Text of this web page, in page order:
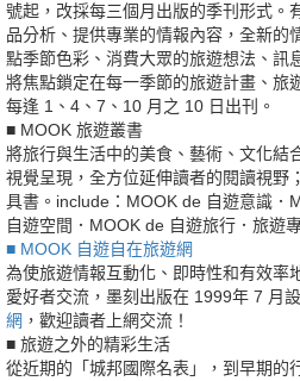
號起，改採每三個月出版的季刊形式。
品分析、提供專業的情報內容，全新的
點季節色彩、消費大眾的旅遊想法、訊
將焦點鎖定在每一季節的旅遊計畫、旅
每逢 1、4、7、10 月之 10 日出刊。
■ MOOK 旅遊叢書
將旅行與生活中的美食、藝術、文化結
視覺呈現，全方位延伸讀者的閱讀視野
具書。include：MOOK de 自遊意識．
自遊空間．MOOK de 自遊旅行．旅遊
■ MOOK 自遊自在旅遊網
為使旅遊情報互動化、即時性和有效率
愛好者交流，墨刻出版在 1999年 7 月
網 ，歡迎讀者上網交流！
■ 旅遊之外的精彩生活
從近期的「城邦國際名表」，到早期的